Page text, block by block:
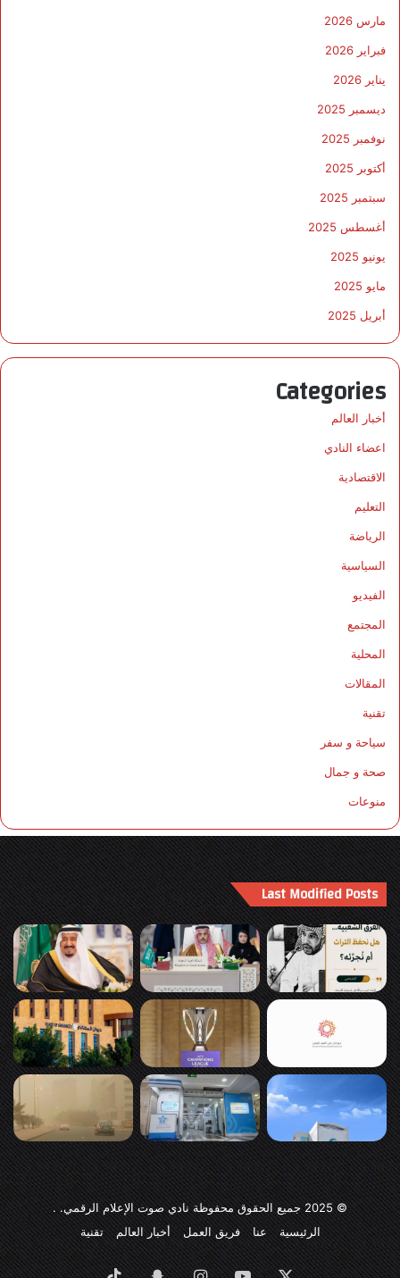
مارس 2026
فبراير 2026
يناير 2026
ديسمبر 2025
نوفمبر 2025
أكتوبر 2025
سبتمبر 2025
أغسطس 2025
يونيو 2025
مايو 2025
أبريل 2025
Categories
أخبار العالم
اعضاء النادي
الاقتصادية
التعليم
الرياضة
السياسية
الفيديو
المجتمع
المحلية
المقالات
تقنية
سياحة و سفر
صحة و جمال
منوعات
Last Modified Posts
© 2025 جميع الحقوق محفوظة نادي صوت الإعلام الرقمي. .
الرئيسية
عنا فريق العمل أخبار العالم تقنية